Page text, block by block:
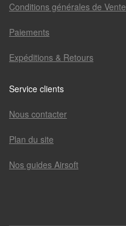
Conditions générales de Vente
Paiements
Expéditions & Retours
Service clients
Nous contacter
Plan du site
Nos guides Airsoft